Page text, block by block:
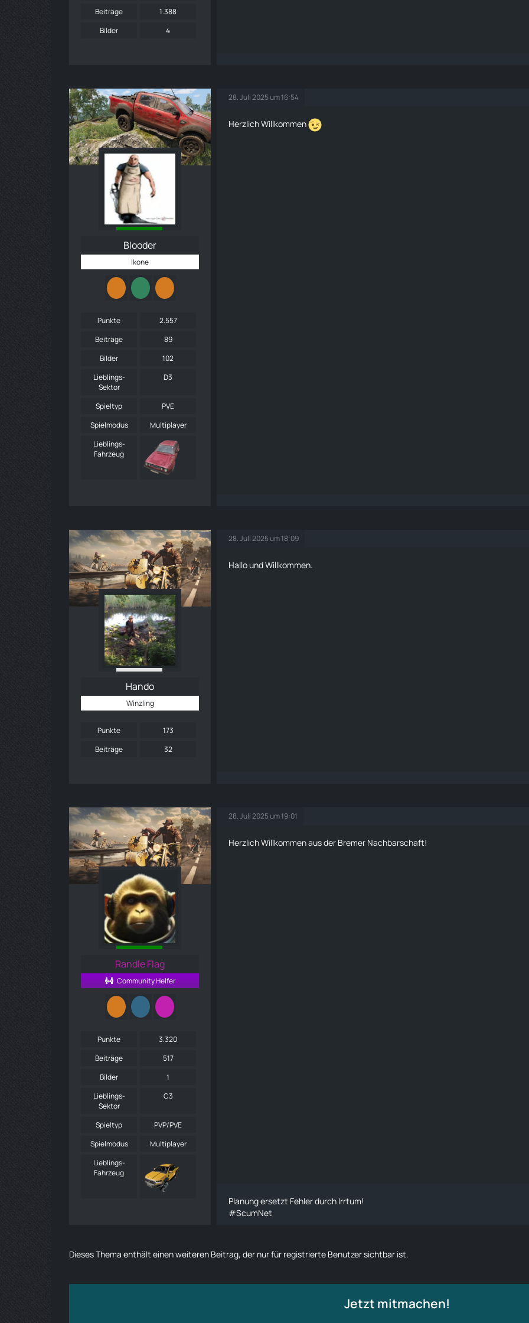
Beiträge
1.388
Bilder
4
Blooder
Ikone
Punkte
2.557
Beiträge
89
Bilder
102
Lieblings-
Sektor
D3
Spieltyp
PVE
Spielmodus
Multiplayer
Lieblings-
Fahrzeug
28. Juli 2025 um 16:54
Herzlich Willkommen
Hando
Winzling
Punkte
173
Beiträge
32
28. Juli 2025 um 18:09
Hallo und Willkommen.
Randle Flag
Community Helfer
Punkte
3.320
Beiträge
517
Bilder
1
Lieblings-
Sektor
C3
Spieltyp
PVP/PVE
Spielmodus
Multiplayer
Lieblings-
Fahrzeug
28. Juli 2025 um 19:01
Herzlich Willkommen aus der Bremer Nachbarschaft!
Planung ersetzt Fehler durch Irrtum!
#ScumNet
Dieses Thema enthält einen weiteren Beitrag, der nur für registrierte Benutzer sichtbar ist.
Jetzt mitmachen!